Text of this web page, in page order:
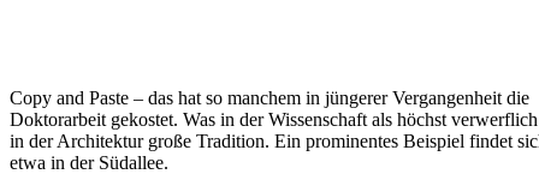
Copy and Paste – das hat so manchem in jüngerer Vergangenheit die
Doktorarbeit gekostet. Was in der Wissenschaft als höchst
in der Architektur große Tradition. Ein prominentes Beispiel findet
etwa in der Südallee.